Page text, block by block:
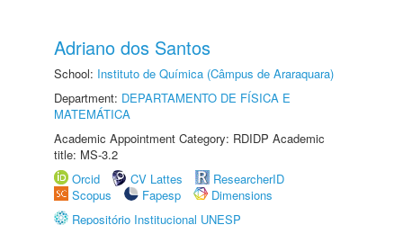
Adriano dos Santos
School: Instituto de Química (Câmpus de Araraquara)
Department: DEPARTAMENTO DE FÍSICA E
MATEMÁTICA
Academic Appointment Category: RDIDP Academic
title: MS-3.2
Orcid
CV Lattes
ResearcherID
Scopus
Fapesp
Dimensions
Repositório Institucional UNESP